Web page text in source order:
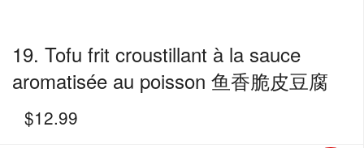
19. Tofu frit croustillant à la sauce
aromatisée au poisson 鱼香脆皮豆腐
$12.99